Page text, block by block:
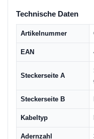
Technische Daten
Artikelnummer
EAN
Steckerseite A
Steckerseite B
Kabeltyp
Adernzahl